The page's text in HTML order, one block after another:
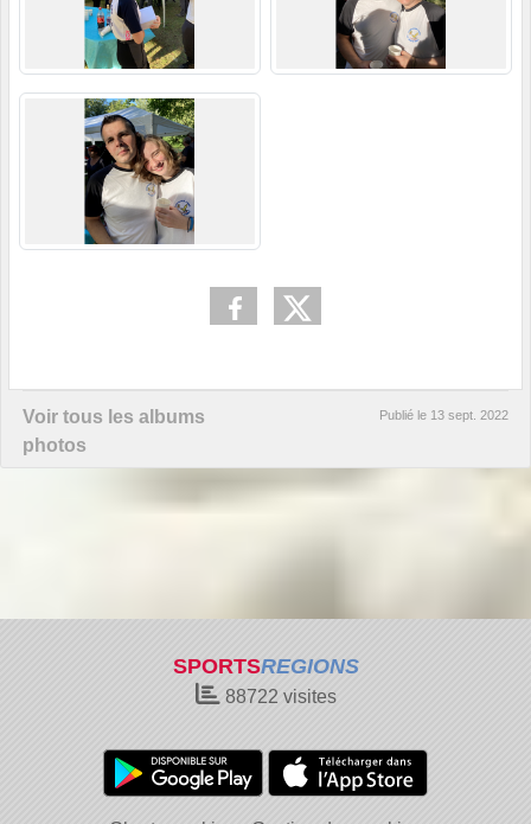
Voir tous les albums
photos
Publié le 13 sept. 2022
SPORTSREGIONS
88722 visites